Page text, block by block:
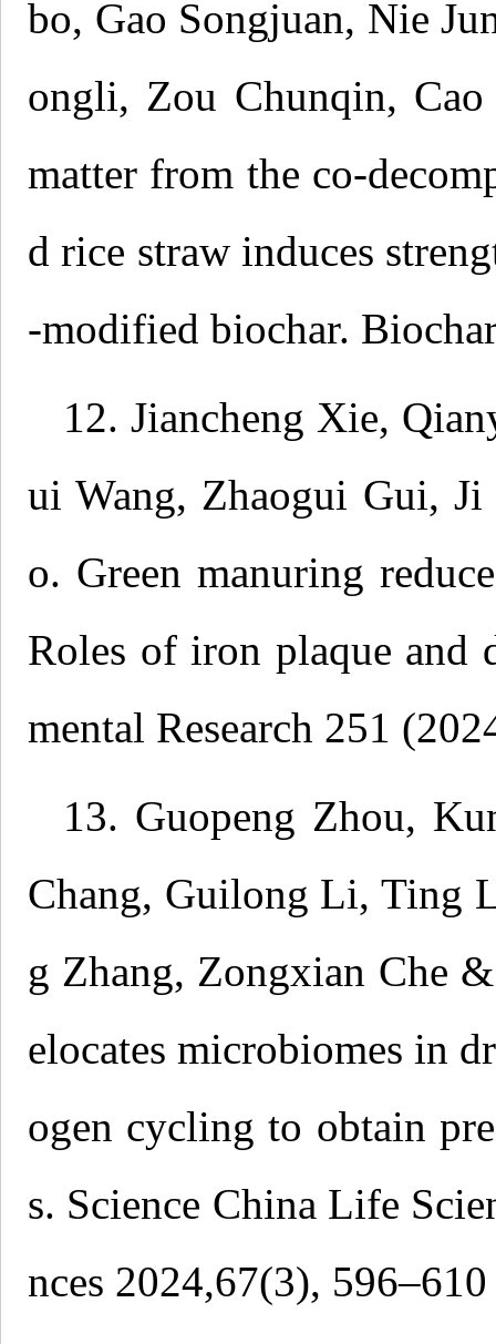
bo, Gao Songjuan, Nie
ongli, Zou Chunqin,
matter from the co-
d rice straw induces
-modified biochar.
12. Jiancheng Xie,
ui Wang, Zhaogui Gui, Ji
o. Green manuring
Roles of iron plaque and
mental Research 251
13. Guopeng Zhou,
Chang, Guilong Li, Ting
g Zhang, Zongxian Che
elocates microbiomes in
ogen cycling to obtain
s. Science China Life
nces 2024,67(3), 596–610